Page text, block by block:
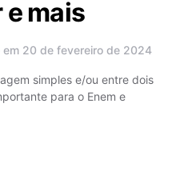
mais
em 20 de fevereiro de 2024
simples e/ou entre dois
para o Enem e